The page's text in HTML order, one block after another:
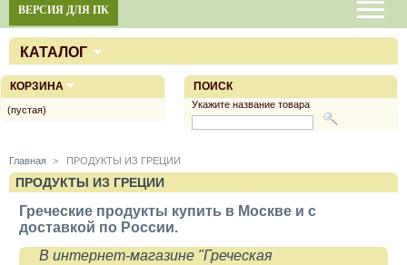
ВЕРСИЯ ДЛЯ ПК
КАТАЛОГ
Главная > ПРОДУКТЫ ИЗ ГРЕЦИИ
ПРОДУКТЫ ИЗ ГРЕЦИИ
Греческие продукты купить в Москве и с
доставкой по России.
В интернет-магазине "Греческая
ПОИСК
Укажите название товара
КОРЗИНА
(пустая)